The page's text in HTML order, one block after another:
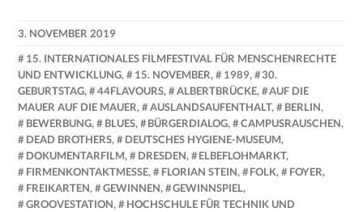
3. NOVEMBER 2019
NADINE
FAUST
15. INTERNATIONALES FILMFESTIVAL FÜR MENSCHENRECHTE
UND ENTWICKLUNG, 15. NOVEMBER, 1989,
30.
GEBURTSTAG, 44FLAVOURS, ALBERTBRÜCKE,
AUF DIE
MAUER AUF DIE MAUER, AUSLANDSAUFENTHALT, BERLIN,
BEWERBUNG, BLUES, BÜRGERDIALOG, CAMPUSRAUSCHEN,
DEAD BROTHERS, DEUTSCHES HYGIENE-MUSEUM,
DOKUMENTARFILM, DRESDEN, ELBEFLOHMARKT,
FIRMENKONTAKTMESSE, FLORIAN STEIN, FOLK, FOYER,
FREIKARTEN, GEWINNEN, GEWINNSPIEL,
GROOVESTATION,
HOCHSCHULE FÜR TECHNIK UND